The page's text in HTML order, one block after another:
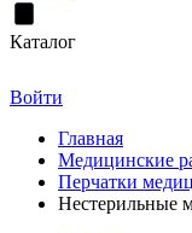
Каталог
Войти
Главная
Медицинские
Перчатки
Нестерильные